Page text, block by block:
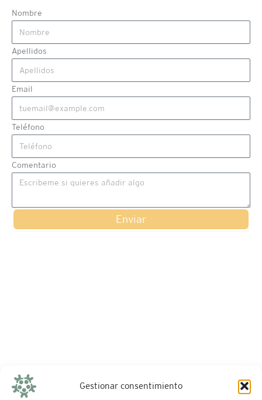
Gestionar consentimiento
Nombre
Apellidos
Email
Teléfono
Comentario
Enviar